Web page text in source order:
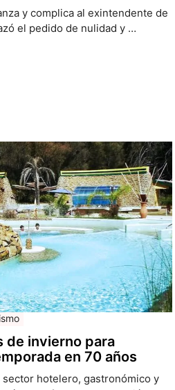
y complica al exintendente de
el pedido de nulidad y …
de invierno para
en 70 años
sector hotelero, gastronómico y